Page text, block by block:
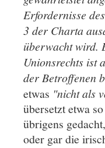
Erfordernisse
3 der Charta
überwacht wird.
Unionsrechts ist
der Betroffenen
etwas "nicht als
übersetzt etwa
übrigens
oder gar die